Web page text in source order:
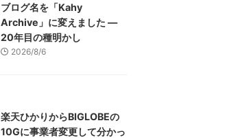
ブログ名を「Kahy
Archive」に変えました ―
20年目の種明かし
2026/8/6
楽天ひかりからBIGLOBEの
10Gに事業者変更して分かっ